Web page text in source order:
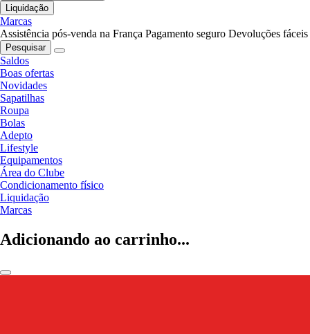
Liquidação
Marcas
Assistência pós-venda na França Pagamento seguro Devoluções fáceis
Pesquisar
Saldos
Boas ofertas
Novidades
Sapatilhas
Roupa
Bolas
Adepto
Lifestyle
Equipamentos
Área do Clube
Condicionamento físico
Liquidação
Marcas
Adicionando ao carrinho...